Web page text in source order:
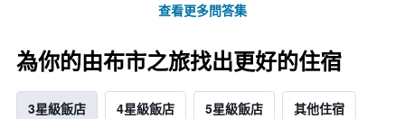
查看更多問答集
為你的由布市之旅找出更好的住宿
3星級飯店 4星級飯店 5星級飯店 其他住宿